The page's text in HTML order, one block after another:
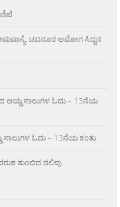
ಚಬನೂರ ಅಮೋಗ ಸಿದ್ದನ
ಆಯ್ದ ಸಾಲುಗಳ ಓದು – 13ನೆಯ
ಓದು – 13ನೆಯ ಕಂತು
ತುಂಬಿದ ನಲಿವು